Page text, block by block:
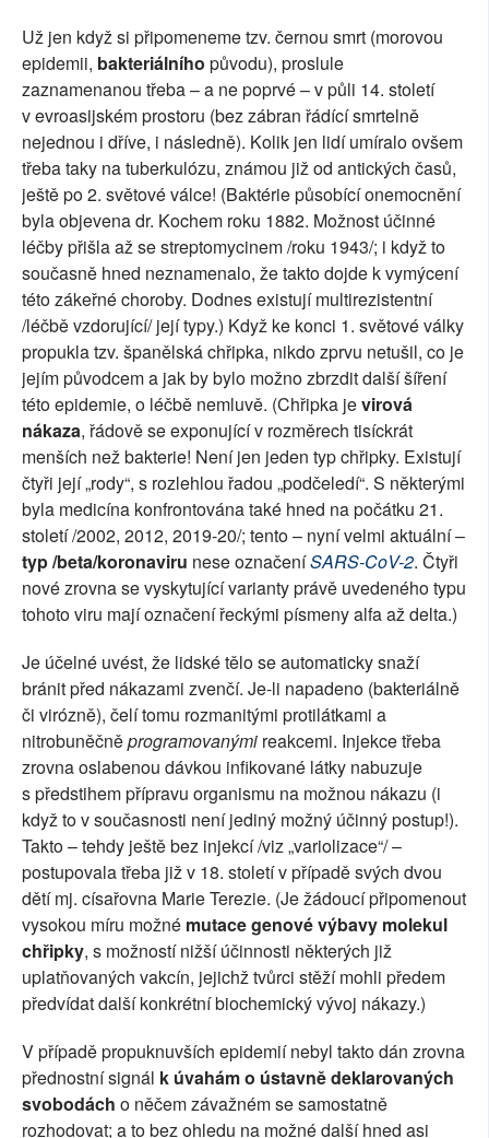
Už jen když si připomeneme tzv. černou smrt (morovou
epidemii, bakteriálního původu), proslule
zaznamenanou třeba – a ne poprvé – v půli 14. století
v evroasijském prostoru (bez zábran řádící smrtelně
nejednou i dříve, i následně). Kolik jen lidí umíralo ovšem
třeba taky na tuberkulózu, známou již od antických časů,
ještě po 2. světové válce! (Baktérie působící onemocnění
byla objevena dr. Kochem roku 1882. Možnost účinné
léčby přišla až se streptomycinem /roku 1943/; i když to
současně hned neznamenalo, že takto dojde k vymýcení
této zákeřné choroby. Dodnes existují multirezistentní
/léčbě vzdorující/ její typy.) Když ke konci 1. světové války
propukla tzv. španělská chřipka, nikdo zprvu netušil, co je
jejím původcem a jak by bylo možno zbrzdit další šíření
této epidemie, o léčbě nemluvě. (Chřipka jevirová
nákaza, řádově se exponující v rozměrech tisíckrát
menších než bakterie! Není jen jeden typ chřipky. Existují
čtyři její „rody“, s rozlehlou řadou „podčeledí“. S některými
byla medicína konfrontována také hned na počátku 21.
století /2002, 2012, 2019-20/; tento – nyní velmi aktuální –
typ /beta/koronaviru nese označeníSARS-CoV-2. Čtyři
nové zrovna se vyskytující varianty právě uvedeného typu
tohoto viru mají označení řeckými písmeny alfa až delta.)
Je účelné uvést, že lidské tělo se automaticky snaží
bránit před nákazami zvenčí. Je-li napadeno (bakteriálně
či virózně), čelí tomu rozmanitými protilátkami a
nitrobuněčněprogramovanými reakcemi. Injekce třeba
zrovna oslabenou dávkou infikované látky nabuzuje
s předstihem přípravu organismu na možnou nákazu (i
když to v současnosti není jediný možný účinný postup!).
Takto – tehdy ještě bez injekcí /viz „variolizace“/ –
postupovala třeba již v 18. století v případě svých dvou
dětí mj. císařovna Marie Terezie. (Je žádoucí připomenout
vysokou míru možné mutace genové výbavy molekul
chřipky, s možností nižší účinnosti některých již
uplatňovaných vakcín, jejichž tvůrci stěží mohli předem
předvídat další konkrétní biochemický vývoj nákazy.)
V případě propuknuvších epidemií nebyl takto dán zrovna
přednostní signál k úvahám o ústavně deklarovaných
svobodách o něčem závažném se samostatně
rozhodovat; a to bez ohledu na možné další hned asi